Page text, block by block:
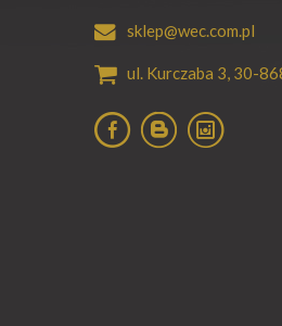
sklep@wec.com.pl
ul. Kurczaba 3, 30-